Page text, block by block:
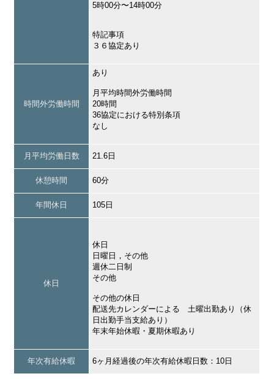
5時00分〜14時00分
特記事項
３６協定あり
時間外労働時間
あり
月平均時間外労働時間
20時間
36協定における特別条項
なし
月平均労働日数 21.6日
休憩時間 60分
年間休日 105日
休日
休日
日曜日，その他
週休二日制
その他
その他の休日
配送先カレンダーによる 土曜出勤あり（休
日出勤手当支給あり）
年末年始休暇・夏期休暇あり
年次有給休暇 6ヶ月経過後の年次有給休暇日数：10日